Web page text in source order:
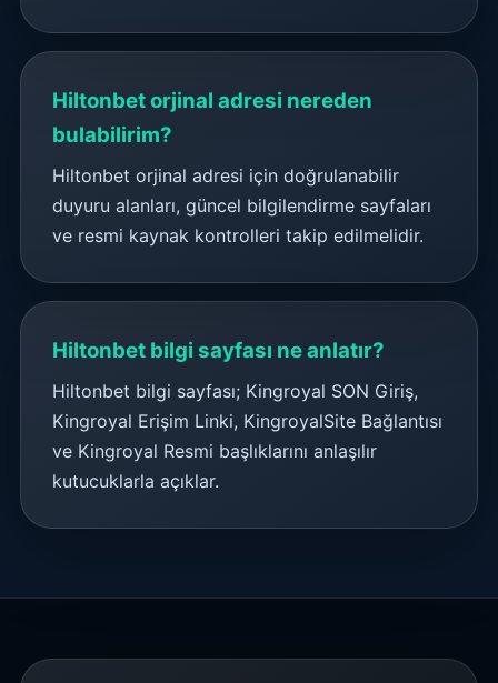
Hiltonbet orjinal adresi nereden
bulabilirim?
Hiltonbet orjinal adresi için doğrulanabilir
duyuru alanları, güncel bilgilendirme sayfaları
ve resmi kaynak kontrolleri takip edilmelidir.
Hiltonbet bilgi sayfası ne anlatır?
Hiltonbet bilgi sayfası; Kingroyal SON Giriş,
Kingroyal Erişim Linki, KingroyalSite Bağlantısı
ve Kingroyal Resmi başlıklarını anlaşılır
kutucuklarla açıklar.